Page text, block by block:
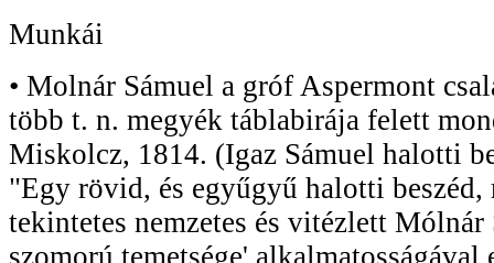
Munkái
• Molnár Sámuel a gróf Aspermont
több t. n. megyék táblabirája felett
Miskolcz, 1814. (Igaz Sámuel halotti
"Egy rövid, és egyűgyű halotti beszéd,
tekintetes nemzetes és vitézlett Mólnár
szomorú temetsége'